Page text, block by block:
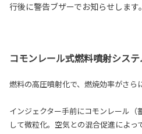
行後に警告ブザーでお知らせします。
コモンレール式燃料噴射シス
燃料の高圧噴射化で、燃焼効率がさら
インジェクター手前にコモンレール
して微粒化。空気との混合促進によ